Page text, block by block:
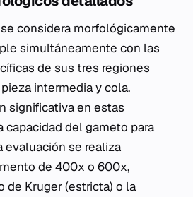
considera morfológicamente
simultáneamente con las
de sus tres regiones
intermedia y cola.
significativa en estas
del gameto para
evaluación se realiza
de 400x o 600x,
de Kruger (estricta) o la